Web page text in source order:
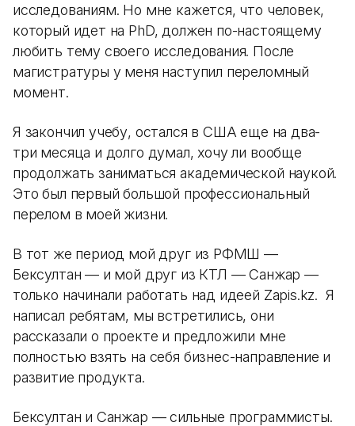
исследованиям. Но мне кажется, что человек,
который идет на PhD, должен по-настоящему
любить тему своего исследования. После
магистратуры у меня наступил переломный
момент.
Я закончил учебу, остался в США еще на два-
три месяца и долго думал, хочу ли вообще
продолжать заниматься академической наукой.
Это был первый большой профессиональный
перелом в моей жизни.
В тот же период мой друг из РФМШ —
Бексултан — и мой друг из КТЛ — Санжар —
только начинали работать над идеей Zapis.kz. Я
написал ребятам, мы встретились, они
рассказали о проекте и предложили мне
полностью взять на себя бизнес-направление и
развитие продукта.
Бексултан и Санжар — сильные программисты.